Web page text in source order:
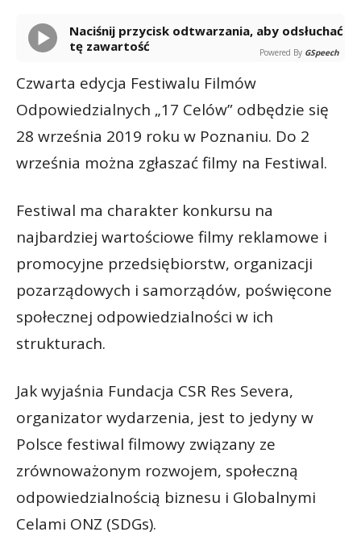
Naciśnij przycisk odtwarzania, aby odsłuchać
tę zawartość
Powered By GSpeech
Czwarta edycja Festiwalu Filmów
Odpowiedzialnych „17 Celów” odbędzie się
28 września 2019 roku w Poznaniu. Do 2
września można zgłaszać filmy na Festiwal.
Festiwal ma charakter konkursu na
najbardziej wartościowe filmy reklamowe i
promocyjne przedsiębiorstw, organizacji
pozarządowych i samorządów, poświęcone
społecznej odpowiedzialności w ich
strukturach.
Jak wyjaśnia Fundacja CSR Res Severa,
organizator wydarzenia, jest to jedyny w
Polsce festiwal filmowy związany ze
zrównoważonym rozwojem, społeczną
odpowiedzialnością biznesu i Globalnymi
Celami ONZ (SDGs).